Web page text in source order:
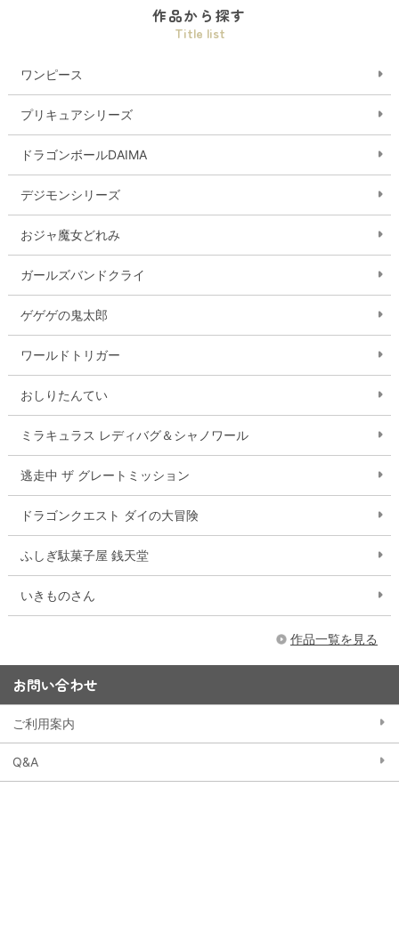
作品から探す
Title list
ワンピース
プリキュアシリーズ
ドラゴンボールDAIMA
デジモンシリーズ
おジャ魔女どれみ
ガールズバンドクライ
ゲゲゲの鬼太郎
ワールドトリガー
おしりたんてい
ミラキュラス レディバグ＆シャノワール
逃走中 ザ グレートミッション
ドラゴンクエスト ダイの大冒険
ふしぎ駄菓子屋 銭天堂
いきものさん
作品一覧を見る
お問い合わせ
ご利用案内
Q&A